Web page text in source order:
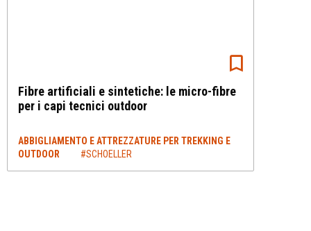
Fibre artificiali e sintetiche: le micro-fibre
per i capi tecnici outdoor
ABBIGLIAMENTO E ATTREZZATURE PER TREKKING E
OUTDOOR
#SCHOELLER